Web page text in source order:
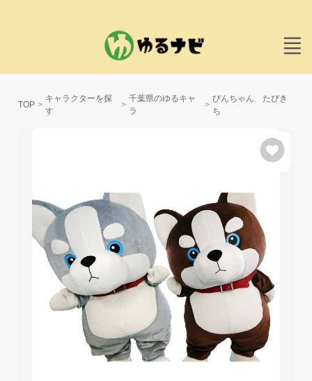
TOP
キャラクターを探
す
千葉県のゆるキャ
ラ
びんちゃん たぴき
ち